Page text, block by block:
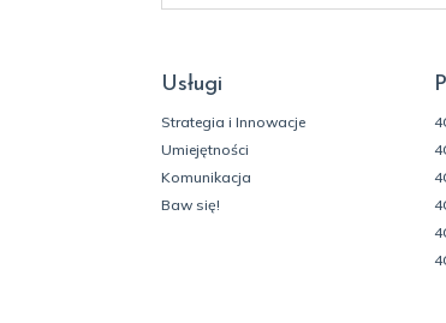
Usługi
Strategia i Innowacje
Umiejętności
Komunikacja
Baw się!